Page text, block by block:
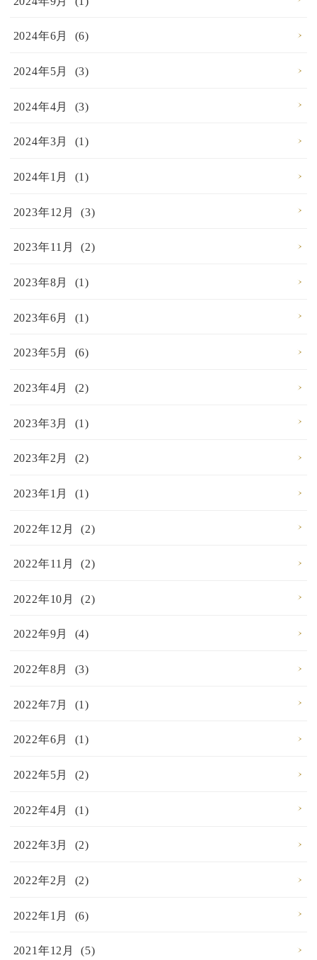
2024年6月 (6)
2024年5月 (3)
2024年4月 (3)
2024年3月 (1)
2024年1月 (1)
2023年12月 (3)
2023年11月 (2)
2023年8月 (1)
2023年6月 (1)
2023年5月 (6)
2023年4月 (2)
2023年3月 (1)
2023年2月 (2)
2023年1月 (1)
2022年12月 (2)
2022年11月 (2)
2022年10月 (2)
2022年9月 (4)
2022年8月 (3)
2022年7月 (1)
2022年6月 (1)
2022年5月 (2)
2022年4月 (1)
2022年3月 (2)
2022年2月 (2)
2022年1月 (6)
2021年12月 (5)